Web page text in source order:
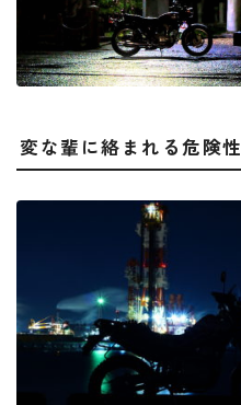
変な輩に絡まれる危険性